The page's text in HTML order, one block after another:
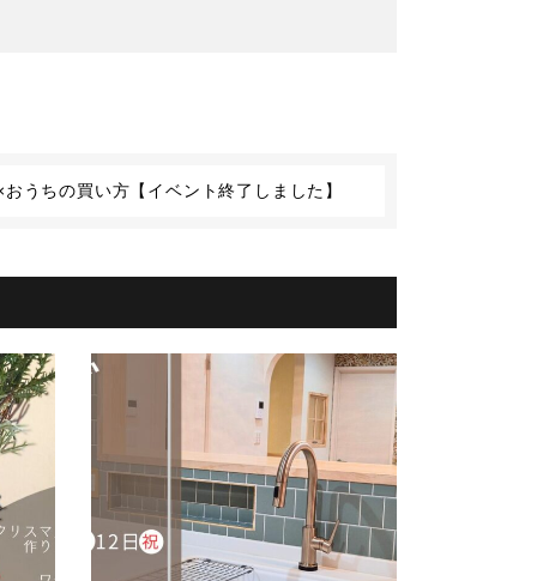
うちの買い方【イベント終了しました】